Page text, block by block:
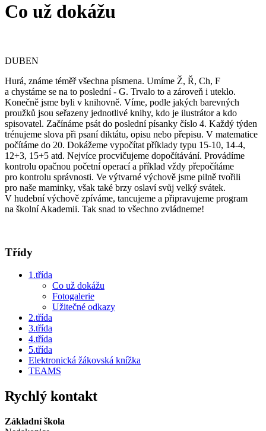
Co už dokážu
DUBEN
Hurá, známe téměř všechna písmena. Umíme Ž, Ř, Ch, F
a chystáme se na to poslední - G. Trvalo to a zároveň i uteklo.
Konečně jsme byli v knihovně. Víme, podle jakých barevných
proužků jsou seřazeny jednotlivé knihy, kdo je ilustrátor a kdo
spisovatel. Začínáme psát do poslední písanky číslo 4. Každý týden
trénujeme slova při psaní diktátu, opisu nebo přepisu. V matematice
počítáme do 20. Dokážeme vypočítat příklady typu 15-10, 14-4,
12+3, 15+5 atd. Nejvíce procvičujeme dopočítávání. Provádíme
kontrolu opačnou početní operací a příklad vždy přepočítáme
pro kontrolu správnosti. Ve výtvarné výchově jsme pilně tvořili
pro naše maminky, však také brzy oslaví svůj velký svátek.
V hudební výchově zpíváme, tancujeme a připravujeme program
na školní Akademii. Tak snad to všechno zvládneme!
Třídy
1.třída
Co už dokážu
Fotogalerie
Užitečné odkazy
2.třída
3.třída
4.třída
5.třída
Elektronická žákovská knížka
TEAMS
Rychlý kontakt
Základní škola